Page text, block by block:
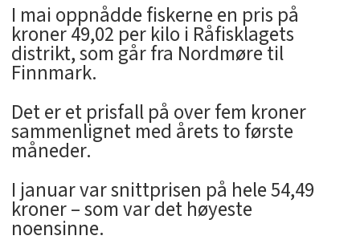
I mai oppnådde fiskerne en pris på
kroner 49,02 per kilo i Råfisklagets
distrikt, som går fra Nordmøre til
Finnmark.
Det er et prisfall på over fem kroner
sammenlignet med årets to første
måneder.
I januar var snittprisen på hele 54,49
kroner – som var det høyeste
noensinne.